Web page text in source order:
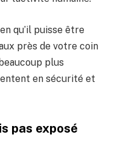
qu’il puisse être
près de votre coin
plus
en sécurité et
pas exposé